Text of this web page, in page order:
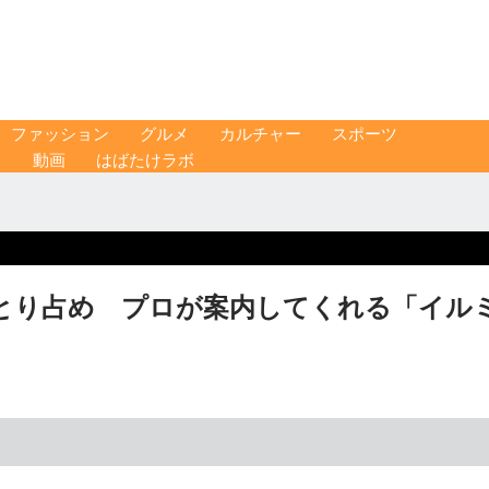
ファッション グルメ カルチャー
スポーツ
動画 はばたけラボ
り占め プロが案内してくれる「イル